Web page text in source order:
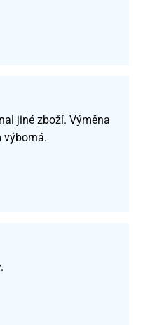
jiné zboží. Výměna
výborná.